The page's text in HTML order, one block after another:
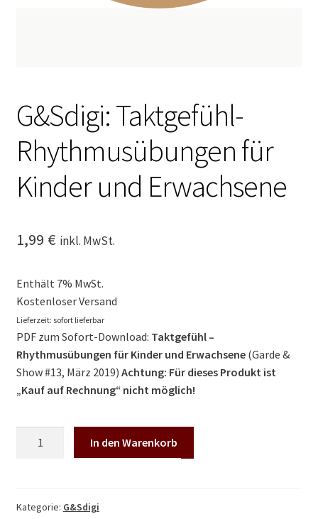
G&Sdigi: Taktgefühl-
Rhythmusübungen für
Kinder und Erwachsene
1,99 € inkl. MwSt.
Enthält 7% MwSt.
Kostenloser Versand
Lieferzeit: sofort lieferbar
PDF zum Sofort-Download: Taktgefühl –
Rhythmusübungen für Kinder und Erwachsene (Garde &
Show #13, März 2019) Achtung: Für dieses Produkt ist
„Kauf auf Rechnung“ nicht möglich!
Kinder
In den Warenkorb
Kategorie: G&Sdigi